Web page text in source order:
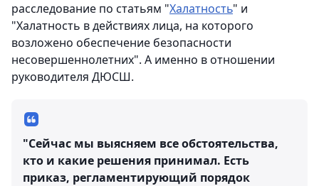
расследование по статьям "Халатность" и
"Халатность в действиях лица, на которого
возложено обеспечение безопасности
несовершеннолетних". А именно в отношении
руководителя ДЮСШ.
"Сейчас мы выясняем все обстоятельства,
кто и какие решения принимал. Есть
приказ, регламентирующий порядок